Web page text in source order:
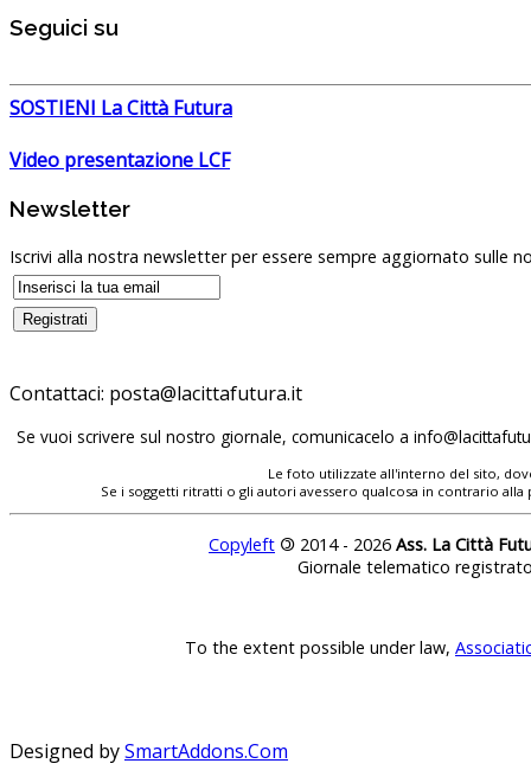
Seguici su
SOSTIENI La Città Futura
Video presentazione LCF
Newsletter
Iscrivi alla nostra newsletter per essere sempre aggiornato sulle
Contattaci:
Se vuoi scrivere sul nostro giornale, comunicacelo a
Le foto utilizzate all'interno del sito,
Se i soggetti ritratti o gli autori avessero qualcosa in contrario
Copyleft © 2014 - 2026 Ass. La Città
Giornale telematico
To the extent possible under law,
Designed bySmartAddons.Com